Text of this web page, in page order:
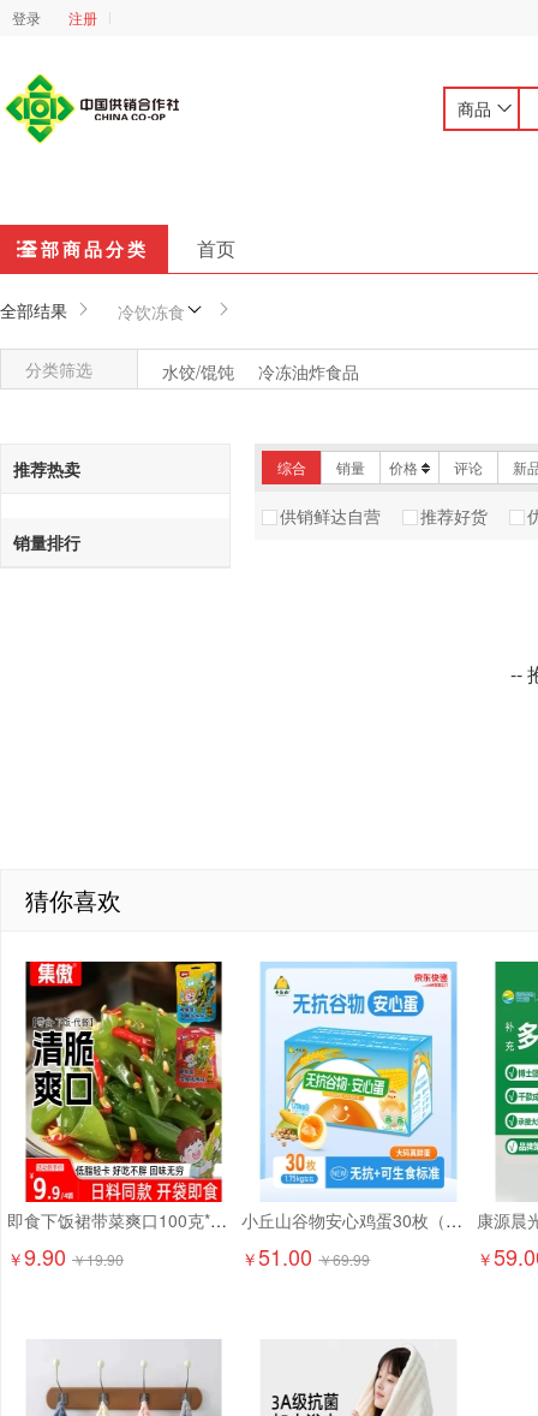
登录 注册
商品
全部商品分类 首页
全部结果 冷饮冻食
分类筛选 水饺/馄饨 冷冻油炸食品
推荐热卖
销量排行
综合 销量 价格 评论 新
供销鲜达自营 推荐好货
--
猜你喜欢
即食下饭裙带菜爽口100克*6袋9.9元精选大连海藻 日料店同款！
￥9.90 ￥19.90
小丘山谷物安心鸡蛋30枚（京东配送上门）
￥51.00 ￥69.99 ￥